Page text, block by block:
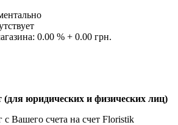
0.00 % + 0.00 грн.
(для юридических и физических лиц)
с Вашего счета на счет Floristik